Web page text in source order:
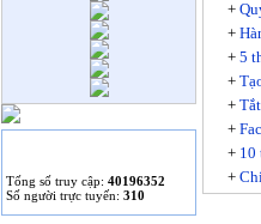
Hàng loạt Facebooker
lao đao vì trò “tri ân
khách hàng”.
Tống số truy cập: 40196352
Số người trực tuyến: 310
+
+
+ 5
+
+
+
+ 10
+